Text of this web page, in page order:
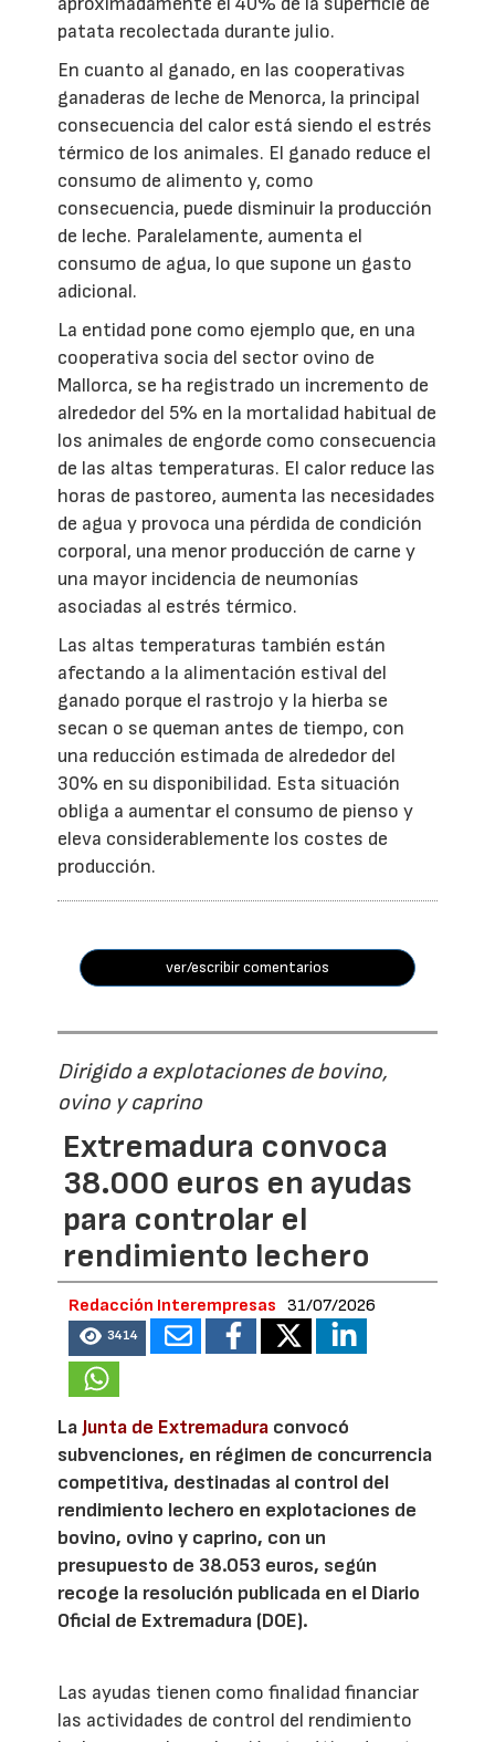
patata recolectada durante julio.
En cuanto al ganado, en las cooperativas
ganaderas de leche de Menorca, la principal
consecuencia del calor está siendo el estrés
térmico de los animales. El ganado reduce el
consumo de alimento y, como
consecuencia, puede disminuir la producción
de leche. Paralelamente, aumenta el
consumo de agua, lo que supone un gasto
adicional.
La entidad pone como ejemplo que, en una
cooperativa socia del sector ovino de
Mallorca, se ha registrado un incremento de
alrededor del 5% en la mortalidad habitual de
los animales de engorde como consecuencia
de las altas temperaturas. El calor reduce las
horas de pastoreo, aumenta las necesidades
de agua y provoca una pérdida de condición
corporal, una menor producción de carne y
una mayor incidencia de neumonías
asociadas al estrés térmico.
Las altas temperaturas también están
afectando a la alimentación estival del
ganado porque el rastrojo y la hierba se
secan o se queman antes de tiempo, con
una reducción estimada de alrededor del
30% en su disponibilidad. Esta situación
obliga a aumentar el consumo de pienso y
eleva considerablemente los costes de
producción.
ver/escribir comentarios
Dirigido a explotaciones de bovino,
ovino y caprino
Extremadura convoca
38.000 euros en ayudas
para controlar el
rendimiento lechero
Redacción Interempresas 31/07/2026
3414
La Junta de Extremadura convocó
subvenciones, en régimen de concurrencia
competitiva, destinadas al control del
rendimiento lechero en explotaciones de
bovino, ovino y caprino, con un
presupuesto de 38.053 euros, según
recoge la resolución publicada en el Diario
Oficial de Extremadura (DOE).
Las ayudas tienen como finalidad financiar
las actividades de control del rendimiento